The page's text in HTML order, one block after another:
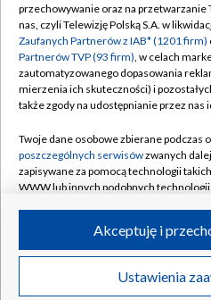
Abonament TVP
Emisja w TVP
Centrum informacji TVP
Naziemna Telewizja Cyfrowa
Rada Programowa
System NOS
Informacje o nadawcy
Program dla prasy
Ogłoszenie przetargowe
Polityka
Moje
©2026 Telewizja
przechowywanie oraz na przetwarzanie
nas, czyli Telewizję Polską S.A. w
Zaufanych Partnerów z IAB* (1201 firm)
Partnerów TVP (93 firm), w celach
zautomatyzowanego dopasowania
mierzenia ich skuteczności) i
także zgody na udostępnianie przez nas
Twoje dane osobowe zbierane podczas
poszczególnych serwisówzwanych
zapisywane za pomocą technologii
WWW lub innych podobnych
ruchu w Internecie.
Twoje dane osobowe zbierane podczas
poszczególnych serwisówna Portalu,
Ustawienia
Akceptuję i